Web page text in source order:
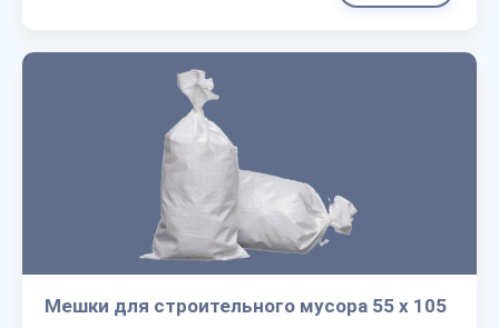
Мешки для строительного мусора 55 х 105